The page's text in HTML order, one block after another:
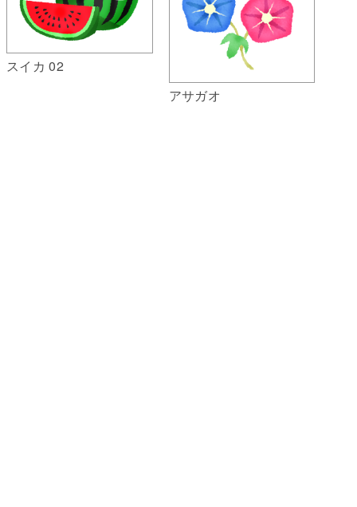
スイカ 02
アサガオ